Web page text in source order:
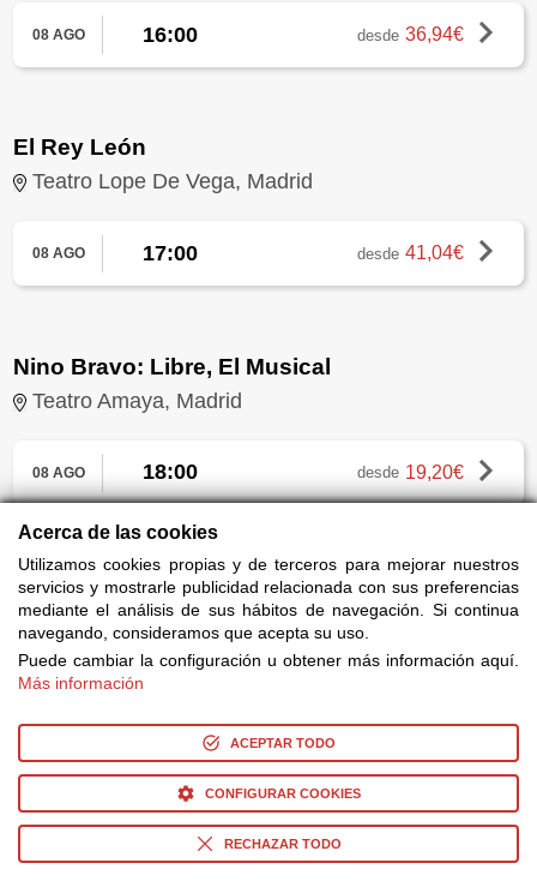
08 AGO 16:00 desde 36,94€
El Rey León
Teatro Lope De Vega, Madrid
08 AGO 17:00 desde 41,04€
Nino Bravo: Libre, El Musical
Teatro Amaya, Madrid
08 AGO 18:00 desde 19,20€
Mi madre, Serrat y yo
Artespacio Plot Point, Madrid
08 AGO
Artículos Relacionados
Acerca de las cookies
Utilizamos cookies propias y de terceros para mejorar nuestros
servicios y mostrarle publicidad relacionada con sus preferencias
mediante el análisis de sus hábitos de navegación. Si continua
navegando, consideramos que acepta su uso.
Puede cambiar la configuración u obtener más información aquí.
Más información
ACEPTAR TODO
CONFIGURAR COOKIES
RECHAZAR TODO